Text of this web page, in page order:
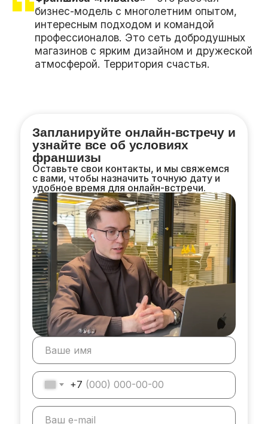
Запланируйте онлайн-встречу и
узнайте все об условиях
франшизы
Оставьте свои контакты, и мы свяжемся
с вами, чтобы назначить точную дату и
удобное время для онлайн-встречи.
+7